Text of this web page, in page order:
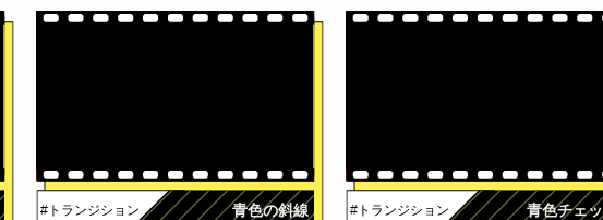
#トランジション 青色の斜線 #トランジション 青色チェ